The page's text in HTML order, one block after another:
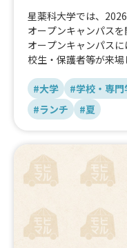
星薬科大学では、
オープンキャンパスを
オープンキャンパス
校生・保護者等が来場
の出店を予定していま
軽食、ワンハンドメニ
ど、高校生・保護者が
#大学 #学校・専門
#ランチ
#夏